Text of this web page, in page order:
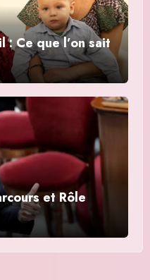
: Ce que l’on sait
et Rôle